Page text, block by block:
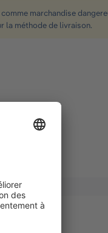
marchandise
la méthode de livraison.